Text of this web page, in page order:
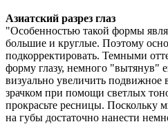
Азиатский разрез глаз
"Особенностью такой формы
большие и круглые. Поэтому
подкорректировать. Темными
форму глазу, немного "вытянув"
визуально увеличить подвижное
зрачком при помощи светлых
прокрасьте ресницы. Поскольку
на губы достаточно нанести